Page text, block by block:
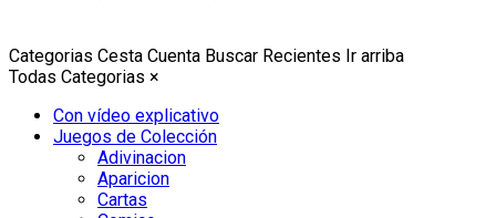
Categorias Cesta Cuenta Buscar Recientes Ir arriba
Todas Categorias ×
Con vídeo explicativo
Juegos de Colección
Adivinacion
Aparicion
Cartas